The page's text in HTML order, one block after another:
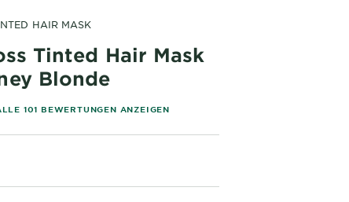
HAIR MASK
Tinted Hair Mask
Blonde
5 stars based on reviews
101 BEWERTUNGEN ANZEIGEN